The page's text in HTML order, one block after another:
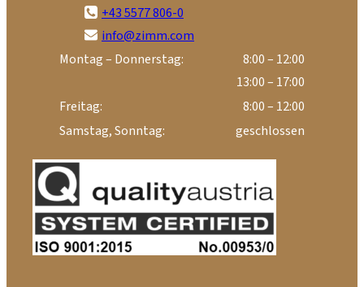
+43 5577 806-0
info@zimm.com
Montag – Donnerstag:
8:00 – 12:00
13:00 – 17:00
Freitag:
8:00 – 12:00
Samstag, Sonntag:
geschlossen